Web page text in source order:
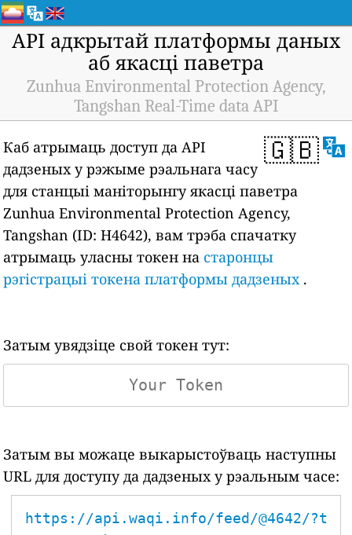
API адкрытай платформы даных
аб якасці паветра
Zunhua Environmental Protection Agency,
Tangshan Real-Time data API
🇬🇧
Каб атрымаць доступ да API
дадзеных у рэжыме рэальнага часу
для станцыі маніторынгу якасці паветра
Zunhua Environmental Protection Agency,
Tangshan (ID: H4642), вам трэба спачатку
атрымаць уласны токен на старонцы
рэгістрацыі токена платформы дадзеных.
Затым увядзіце свой токен тут:
Затым вы можаце выкарыстоўваць наступны
URL для доступу да дадзеных у рэальным часе:
https://api.waqi.info/feed/@4642/?t